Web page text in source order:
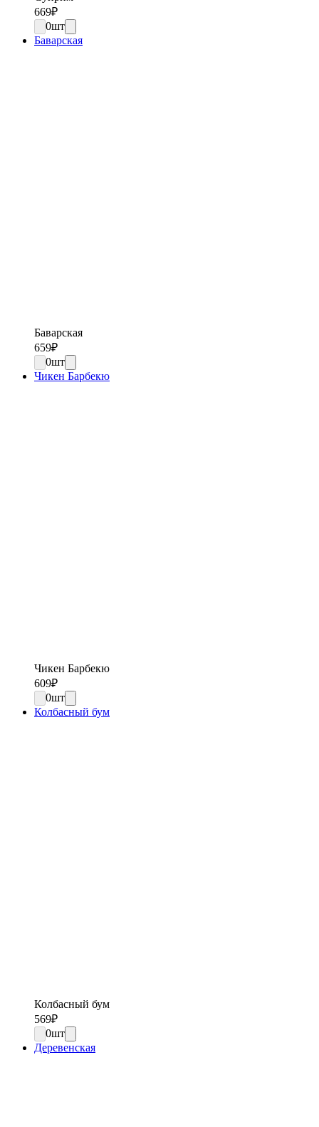
669₽
0шт
Баварская
Баварская
659₽
0шт
Чикен Барбекю
Чикен Барбекю
609₽
0шт
Колбасный бум
Колбасный бум
569₽
0шт
Деревенская